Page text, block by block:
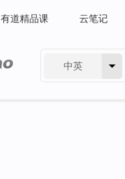
有道精品课 云笔记
中英